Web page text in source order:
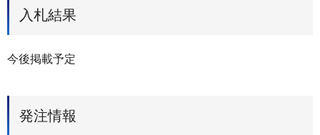
入札結果
今後掲載予定
発注情報